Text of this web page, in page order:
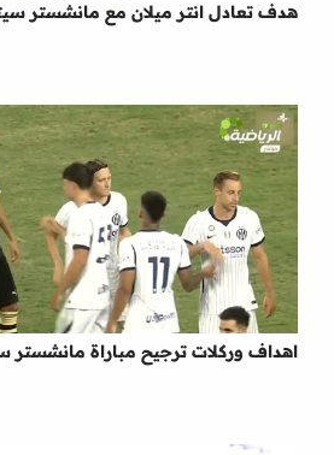
هدف تعادل انتر ميلان مع مانشستر سيتي (1-1)
اهداف وركلات ترجيح مباراة مانشستر